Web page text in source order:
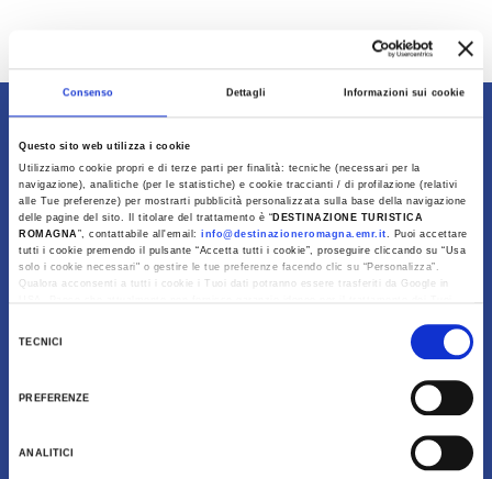
Consenso Dettagli Informazioni sui cookie
Questo sito web utilizza i cookie
Utilizziamo cookie propri e di terze parti per finalità: tecniche (necessari per la
navigazione), analitiche (per le statistiche) e cookie traccianti / di profilazione (relativi
alle Tue preferenze) per mostrarti pubblicità personalizzata sulla base della navigazione
delle pagine del sito. Il titolare del trattamento è “ DESTINAZIONE TURISTICA
ROMAGNA”, contattabile all'email:info@destinazioneromagna.emr.it. Puoi accettare
tutti i cookie premendo il pulsante “Accetta tutti i cookie”, proseguire cliccando su “Usa
solo i cookie necessari" o gestire le tue preferenze facendo clic su “Personalizza”.
Qualora acconsenti a tutti i cookie i Tuoi dati potranno essere trasferiti da Google in
TECNICI
PREFERENZE
ANALITICI
Ultimo aggiornamento 20/11/2024